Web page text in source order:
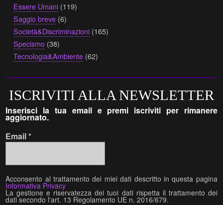
Essere Umani (119)
Saggio breve (6)
Società&Discriminazioni (165)
Specismo (38)
Tecnologia&Ambiente (62)
ISCRIVITI ALLA NEWSLETTER
Inserisci la tua email e premi iscriviti per rimanere
aggiornato.
Email*
Acconsento al trattamento dei miei dati descritto in questa pagina
Informativa Privacy
La gestione e riservatezza dei tuoi dati rispetta il trattamento dei
dati secondo l'art. 13 Regolamento UE n. 2016/679.